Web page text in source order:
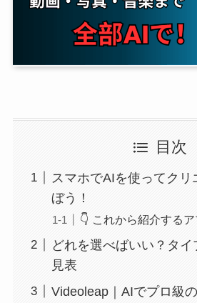
目次
スマホでAIを使ってクリ
ぼう！
👇 これから紹介する
どれを選べばいい？タ
見表
Videoleap｜AIでプロ級